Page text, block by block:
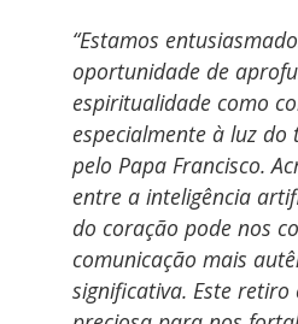
“Estamos
oportunidade de
espiritualidade como
especialmente à luz
pelo Papa Francisco.
entre a inteligência
do coração pode nos
comunicação mais
significativa. Este retiro